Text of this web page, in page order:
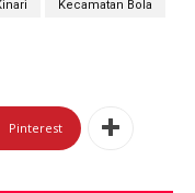
Kecamatan Bola
Pinterest